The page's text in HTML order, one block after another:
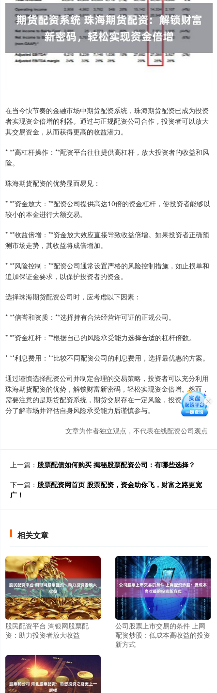
在当今快节奏的金融市场中期货配资系统，珠海期货配资已成为投资
者实现资金倍增的利器。通过与正规配资公司合作，投资者可以放大
其交易资金，从而获得更高的收益潜力。
* **高杠杆操作：**配资平台往往提供高杠杆，放大投资者的收益和风
险。
珠海期货配资的优势显而易见：
* **资金放大：**配资公司提供高达10倍的资金杠杆，使投资者能够以
较小的本金进行大额交易。
* **收益倍增：**资金放大效应直接导致收益倍增。如果投资者正确预
测市场走势，其收益将成倍增加。
* **风险控制：**配资公司通常设置严格的风险控制措施，如止损单和
追加保证金要求，以保护投资者的资金。
选择珠海期货配资公司时，应考虑以下因素：
* **信誉和资质：**选择持有合法经营许可证的正规公司。
* **资金杠杆：**根据自己的风险承受能力选择合适的杠杆倍数。
* **利息费用：**比较不同配资公司的利息费用，选择最优惠的方案。
通过谨慎选择配资公司并制定合理的交易策略，投资者可以充分利用
珠海期货配资的优势，解锁财富新密码，轻松实现资金倍增。然而，
需要注意的是期货配资系统，期货交易存在一定风险，投资者应在充
分了解市场并评估自身风险承受能力后谨慎参与。
文章为作者独立观点，不代表在线配资公司观点
上一篇： 股票配债如何购买 揭秘股票配资公司：有哪些选择？
下一篇： 股票配资网首页 股票配资，资金助你飞，财富之路更宽
广！
相关文章
股民配资平台 淘银网股票配
资：助力投资者放大收益
公司股票上市交易的条件 上网
配资炒股：低成本高收益的投资
新方式